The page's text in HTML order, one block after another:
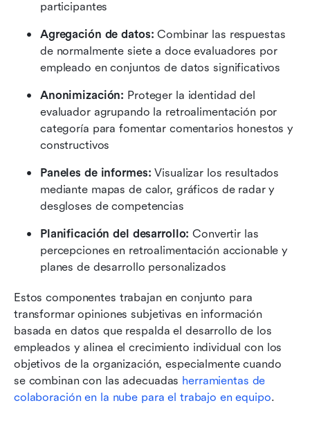
participantes
Agregación de datos: Combinar las respuestas
de normalmente siete a doce evaluadores por
empleado en conjuntos de datos significativos
Anonimización: Proteger la identidad del
evaluador agrupando la retroalimentación por
categoría para fomentar comentarios honestos y
constructivos
Paneles de informes: Visualizar los resultados
mediante mapas de calor, gráficos de radar y
desgloses de competencias
Planificación del desarrollo: Convertir las
percepciones en retroalimentación accionable y
planes de desarrollo personalizados
Estos componentes trabajan en conjunto para
transformar opiniones subjetivas en información
basada en datos que respalda el desarrollo de los
empleados y alinea el crecimiento individual con los
objetivos de la organización, especialmente cuando
se combinan con las adecuadas herramientas de
colaboración en la nube para el trabajo en equipo.